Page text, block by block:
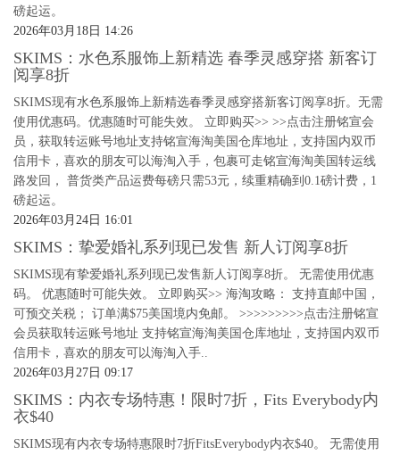
磅起运。
2026年03月18日 14:26
SKIMS：水色系服饰上新精选 春季灵感穿搭 新客订
阅享8折
SKIMS现有水色系服饰上新精选春季灵感穿搭新客订阅享8折。无需
使用优惠码。优惠随时可能失效。 立即购买>> >>点击注册铭宣会
员，获取转运账号地址支持铭宣海淘美国仓库地址，支持国内双币
信用卡，喜欢的朋友可以海淘入手，包裹可走铭宣海淘美国转运线
路发回， 普货类产品运费每磅只需53元，续重精确到0.1磅计费，1
磅起运。
2026年03月24日 16:01
SKIMS：挚爱婚礼系列现已发售 新人订阅享8折
SKIMS现有挚爱婚礼系列现已发售新人订阅享8折。 无需使用优惠
码。 优惠随时可能失效。 立即购买>> 海淘攻略： 支持直邮中国，
可预交关税； 订单满$75美国境内免邮。 >>>>>>>>>点击注册铭宣
会员获取转运账号地址 支持铭宣海淘美国仓库地址，支持国内双币
信用卡，喜欢的朋友可以海淘入手..
2026年03月27日 09:17
SKIMS：内衣专场特惠！限时7折，Fits Everybody内
衣$40
SKIMS现有内衣专场特惠限时7折FitsEverybody内衣$40。 无需使用